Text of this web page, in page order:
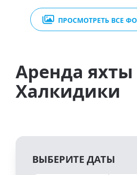
ПРОСМОТРЕТЬ ВСЕ
Аренда яхты
Халкидики
ВЫБЕРИТЕ ДАТЫ